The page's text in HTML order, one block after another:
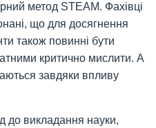
метод STEAM. Фахівці
що для досягнення
також повинні бути
критично мислити. А
завдяки впливу
до викладання науки,